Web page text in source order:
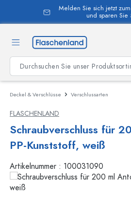
springen
Melden Sie sich jetzt
und sparen Sie
Deckel & Verschlüsse Verschlussarten
FLASCHENLAND
Schraubverschluss für
PP-Kunststoff, weiß
Artikelnummer : 100031090